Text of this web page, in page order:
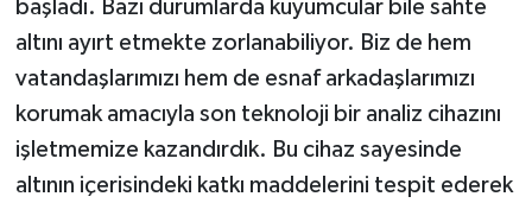
başladı. Bazı durumlarda kuyumcular bile sahte
altını ayırt etmekte zorlanabiliyor. Biz de hem
vatandaşlarımızı hem de esnaf arkadaşlarımızı
korumak amacıyla son teknoloji bir analiz cihazını
işletmemize kazandırdık. Bu cihaz sayesinde
altının içerisindeki katkı maddelerini tespit ederek